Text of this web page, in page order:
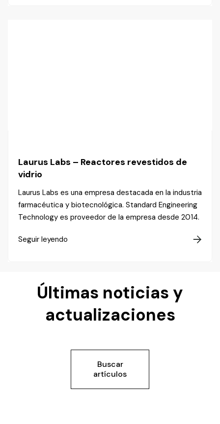
Laurus Labs – Reactores revestidos de
vidrio
Laurus Labs es una empresa destacada en la industria
farmacéutica y biotecnológica. Standard Engineering
Technology es proveedor de la empresa desde 2014.
Seguir leyendo 
Últimas noticias y
actualizaciones
Buscar
artículos